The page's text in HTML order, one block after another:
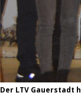
Der LTV Gauerstadt